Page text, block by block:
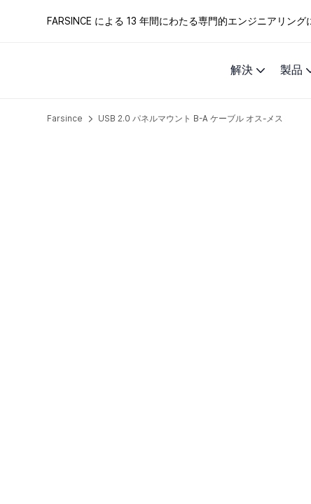
FARSINCE による 13 年間にわたる専門的エンジニアリング
解決 製品
Farsince USB 2.0 パネルマウント B-A ケーブル オス-メス